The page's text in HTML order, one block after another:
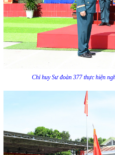
Chỉ huy Sư đoàn 377 thực hiện